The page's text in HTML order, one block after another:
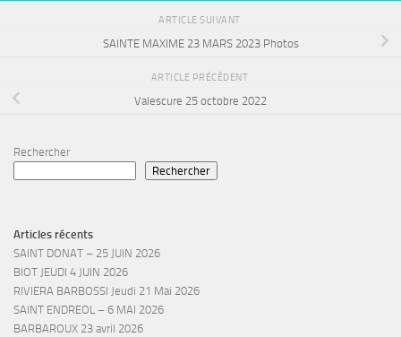
ARTICLE SUIVANT
SAINTE MAXIME 23 MARS 2023 Photos
ARTICLE PRÉCÉDENT
Valescure 25 octobre 2022
Rechercher
Rechercher
Articles récents
SAINT DONAT – 25 JUIN 2026
BIOT JEUDI 4 JUIN 2026
RIVIERA BARBOSSI Jeudi 21 Mai 2026
SAINT ENDREOL – 6 MAI 2026
BARBAROUX 23 avril 2026